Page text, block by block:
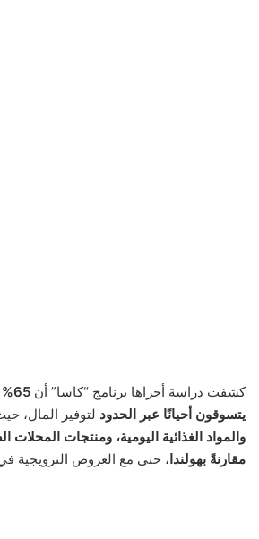
كشفت دراسة أجراها برنامج “كاسا” أن
يتسوقون أحيانًا عبر الحدود لتوفير المال،
والمواد الغذائية اليومية، ومنتجات
مقارنةً بهولندا، حتى مع العروض الترويجية في